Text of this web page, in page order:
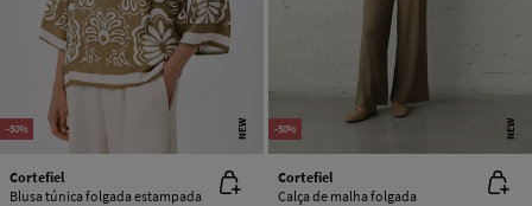
-50% NEW
Cortefiel
Blusa túnica folgada estampada
-50% NEW
Cortefiel
Calça de malha folgada